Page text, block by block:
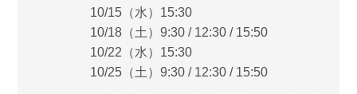
10/15（水）15:30
10/18（土）9:30 / 12:30 / 15:50
10/22（水）15:30
10/25（土）9:30 / 12:30 / 15:50